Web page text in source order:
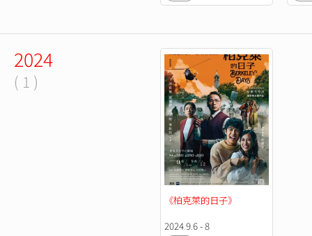
2024
( 1 )
《柏克萊的日子》
2024.9.6 - 8